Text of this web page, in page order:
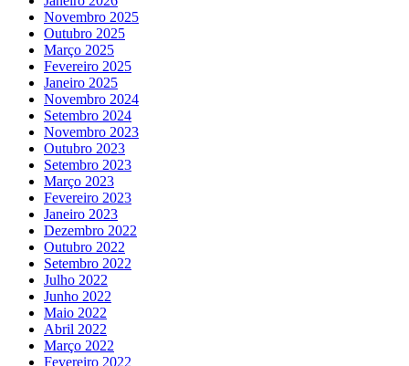
Novembro 2025
Outubro 2025
Março 2025
Fevereiro 2025
Janeiro 2025
Novembro 2024
Setembro 2024
Novembro 2023
Outubro 2023
Setembro 2023
Março 2023
Fevereiro 2023
Janeiro 2023
Dezembro 2022
Outubro 2022
Setembro 2022
Julho 2022
Junho 2022
Maio 2022
Abril 2022
Março 2022
Fevereiro 2022